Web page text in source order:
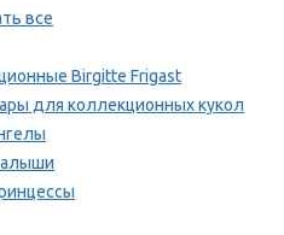
все
Birgitte Frigast
для коллекционных кукол